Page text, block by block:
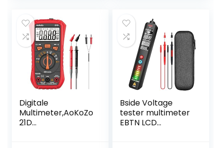
Digitale
Multimeter,AoKoZo
21D
Bside Voltage
tester multimeter
EBTN LCD